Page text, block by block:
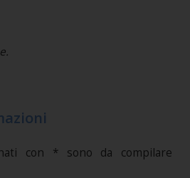
con * sono da compilare